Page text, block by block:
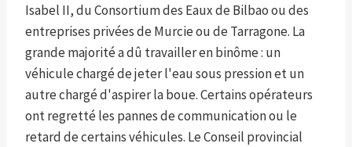
Isabel II, du Consortium des Eaux de Bilbao ou des
entreprises privées de Murcie ou de Tarragone. La
grande majorité a dû travailler en binôme : un
véhicule chargé de jeter l'eau sous pression et un
autre chargé d'aspirer la boue. Certains opérateurs
ont regretté les pannes de communication ou le
retard de certains véhicules. Le Conseil provincial